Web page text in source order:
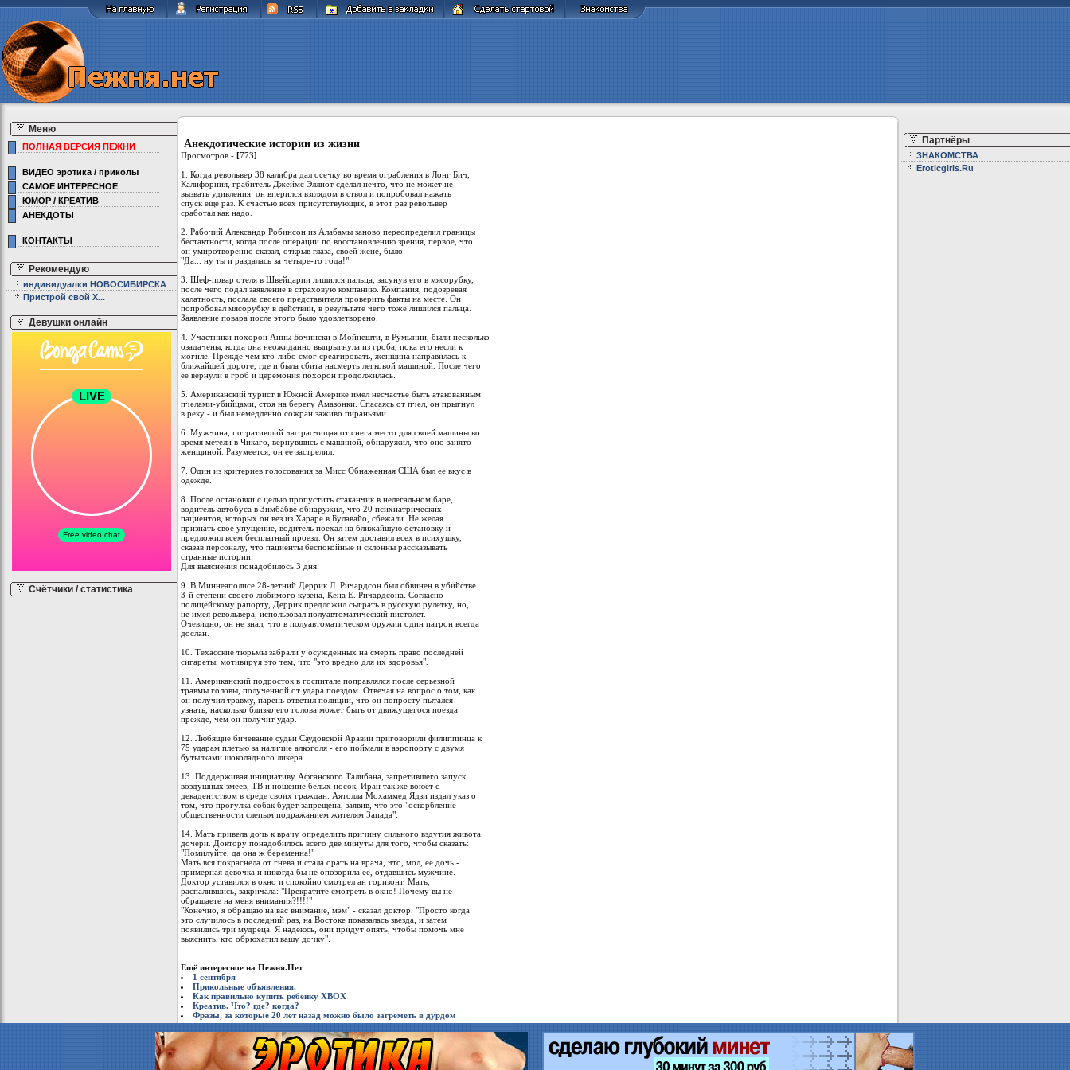
Меню
ПОЛНАЯ ВЕРСИЯ ПЕЖНИ
ВИДЕО эротика / приколы
САМОЕ ИНТЕРЕСНОЕ
ЮМОР / КРЕАТИВ
АНЕКДОТЫ
КОНТАКТЫ
Рекомендую
индивидуалки НОВОСИБИРСКА
Пристрой свой Х...
Девушки онлайн
Счётчики / статистика
Анекдотические истории из жизни
Просмотров - [773]
1. Когда револьвер 38 калибра дал осечку во время ограбления в Лонг Бич,
Калифорния, грабитель Джеймс Эллиот сделал нечто, что не может не
вызвать удивления: он вперился взглядом в ствол и попробовал нажать
спуск еще раз. К счастью всех присутствующих, в этот раз револьвер
сработал как надо.
2. Рабочий Александр Робинсон из Алабамы заново переопределил границы
бестактности, когда после операции по восстановлению зрения, первое, что
он умиротворенно сказал, открыв глаза, своей жене, было:
"Да... ну ты и раздалась за четыре-то года!"
3. Шеф-повар отеля в Швейцарии лишился пальца, засунув его в мясорубку,
после чего подал заявление в страховую компанию. Компания, подозревая
халатность, послала своего представителя проверить факты на месте. Он
попробовал мясорубку в действии, в результате чего тоже лишился пальца.
Заявление повара после этого было удовлетворено.
4. Участники похорон Анны Бочински в Мойнешти, в Румынии, были несколько
озадачены, когда она неожиданно выпрыгнула из гроба, пока его несли к
могиле. Прежде чем кто-либо смог среагировать, женщина направилась к
ближайшей дороге, где и была сбита насмерть легковой машиной. После чего
ее вернули в гроб и церемония похорон продолжилась.
5. Американский турист в Южной Америке имел несчастье быть атакованным
пчелами-убийцами, стоя на берегу Амазонки. Спасаясь от пчел, он прыгнул
в реку - и был немедленно сожран заживо пираньями.
6. Мужчина, потративший час расчищая от снега место для своей машины во
время метели в Чикаго, вернувшись с машиной, обнаружил, что оно занято
женщиной. Разумеется, он ее застрелил.
7. Один из критериев голосования за Мисс Обнаженная США был ее вкус в
одежде.
8. После остановки с целью пропустить стаканчик в нелегальном баре,
водитель автобуса в Зимбабве обнаружил, что 20 психиатрических
пациентов, которых он вез из Хараре в Булавайо, сбежали. Не желая
признать свое упущение, водитель поехал на ближайшую остановку и
предложил всем бесплатный проезд. Он затем доставил всех в психушку,
сказав персоналу, что пациенты беспокойные и склонны рассказывать
странные истории.
Для выяснения понадобилось 3 дня.
9. В Миннеаполисе 28-летний Деррик Л. Ричардсон был обвинен в убийстве
3-й степени своего любимого кузена, Кена Е. Ричардсона. Согласно
полицейскому рапорту, Деррик предложил сыграть в русскую рулетку, но,
не имея револьвера, использовал полуавтоматический пистолет.
Очевидно, он не знал, что в полуавтоматическом оружии один патрон всегда
дослан.
10. Техасские тюрьмы забрали у осужденных на смерть право последней
сигареты, мотивируя это тем, что "это вредно для их здоровья".
11. Американский подросток в госпитале поправлялся после серьезной
травмы головы, полученной от удара поездом. Отвечая на вопрос о том, как
он получил травму, парень ответил полиции, что он попросту пытался
узнать, насколько близко его голова может быть от движущегося поезда
прежде, чем он получит удар.
12. Любящие бичевание судьи Саудовской Аравии приговорили филиппинца к
75 ударам плетью за наличие алкоголя - его поймали в аэропорту с двумя
бутылками шоколадного ликера.
13. Поддерживая инициативу Афганского Талибана, запретившего запуск
воздушных змеев, ТВ и ношение белых носок, Иран так же воюет с
декадентством в среде своих граждан. Аятолла Мохаммед Ядзи издал указ о
том, что прогулка собак будет запрещена, заявив, что это "оскорбление
общественности слепым подражанием жителям Запада".
14. Мать привела дочь к врачу определить причину сильного вздутия живота
дочери. Доктору понадобилось всего две минуты для того, чтобы сказать:
"Помилуйте, да она ж беременна!"
Мать вся покраснела от гнева и стала орать на врача, что, мол, ее дочь -
примерная девочка и никогда бы не опозорила ее, отдавшись мужчине.
Доктор уставился в окно и спокойно смотрел ан горизонт. Мать,
распалившись, закричала: "Прекратите смотреть в окно! Почему вы не
обращаете на меня внимания?!!!!"
"Конечно, я обращаю на вас внимание, мэм" - сказал доктор. "Просто когда
это случилось в последний раз, на Востоке показалась звезда, и затем
появились три мудреца. Я надеюсь, они придут опять, чтобы помочь мне
выяснить, кто обрюхатил вашу дочку".
Ещё интересное на Пежня.Нет
1 сентября
Прикольные объявления.
Как правильно купить ребенку XBOX
Креатив. Что? где? когда?
Фразы, за которые 20 лет назад можно было загреметь в дурдом
Партнёры
ЗНАКОМСТВА
Eroticgirls.Ru